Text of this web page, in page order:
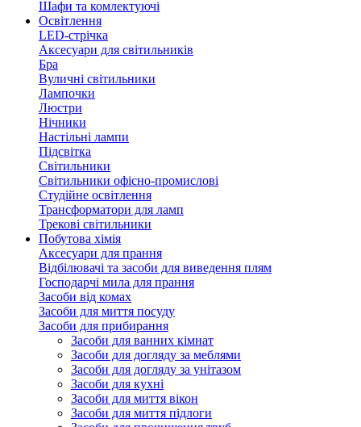
Шафи та комлектуючі
Освітлення
LED-стрічка
Аксесуари для світильників
Бра
Вуличні світильники
Лампочки
Люстри
Нічники
Настільні лампи
Підсвітка
Світильники
Світильники офісно-промислові
Студійне освітлення
Трансформатори для ламп
Трекові світильники
Побутова хімія
Аксесуари для прання
Відбілювачі та засоби для виведення плям
Господарчі мила для прання
Засоби від комах
Засоби для миття посуду
Засоби для прибирання
Засоби для ванних кімнат
Засоби для догляду за меблями
Засоби для догляду за унітазом
Засоби для кухні
Засоби для миття вікон
Засоби для миття підлоги